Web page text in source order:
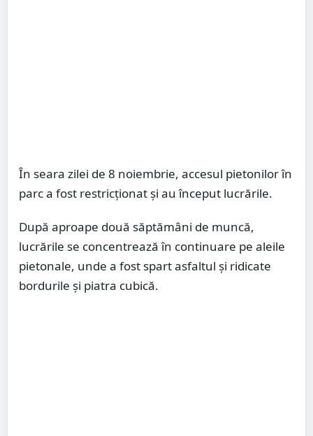
În seara zilei de 8 noiembrie, accesul pietonilor în
parc a fost restricționat și au început lucrările.
După aproape două săptămâni de muncă,
lucrările se concentrează în continuare pe aleile
pietonale, unde a fost spart asfaltul și ridicate
bordurile și piatra cubică.